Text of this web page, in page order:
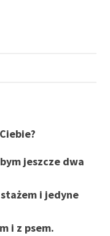
jeszcze dwa
i jedyne
i z psem.